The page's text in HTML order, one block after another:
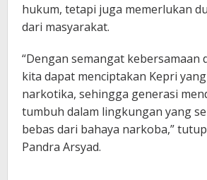
hukum, tetapi juga memerlukan
dari masyarakat.
“Dengan semangat kebersamaan
kita dapat menciptakan Kepri
narkotika, sehingga generasi
tumbuh dalam lingkungan yang
bebas dari bahaya narkoba,”
Pandra Arsyad.